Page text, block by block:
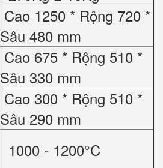
Cao 1250 * Rộng 720 *
Sâu 480 mm
Cao 675 * Rộng 510 *
Sâu 330 mm
Cao 300 * Rộng 510 *
Sâu 290 mm
1000 - 1200°C